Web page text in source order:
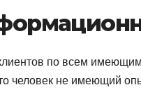
по всем
человек не имеющий